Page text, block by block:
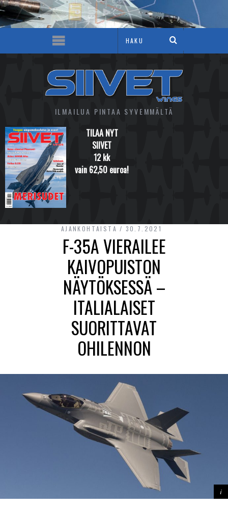
ILMAILUA PINTAA SYVEMMÄLTÄ
TILAA NYT
SIIVET
12 kk
vain 62,50 euroa!
AJANKOHTAISTA 30.7.2021
F-35A VIERAILEE
KAIVOPUISTON
NÄYTÖKSESSÄ –
ITALIALAISET
SUORITTAVAT
OHILENNON